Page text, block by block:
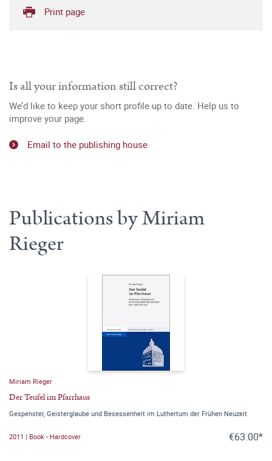
Print page
Is all your information still correct?
We’d like to keep your short profile up to date. Help us to
improve your page.
Email to the publishing house
Publications by Miriam
Rieger
Miriam Rieger
Der Teufel im Pfarrhaus
Gespenster, Geisterglaube und Besessenheit im Luthertum der Frühen Neuzeit
2011 | Book - Hardcover €63.00*